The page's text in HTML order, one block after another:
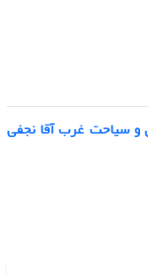
و سیاحت غرب آقا نجفی